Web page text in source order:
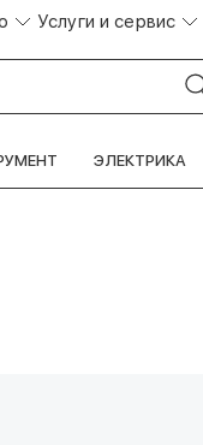
Услуги и сервис
ЭЛЕКТРИКА